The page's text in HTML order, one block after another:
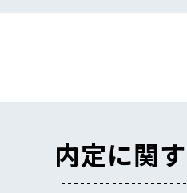
勤怠管理
内定に関